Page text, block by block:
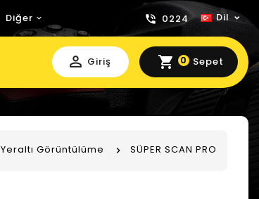
Diğer 0224 Dil
perm_identity Giriş shopping_cart Sepet
0
Yeraltı Görüntülüme SÜPER SCAN PRO